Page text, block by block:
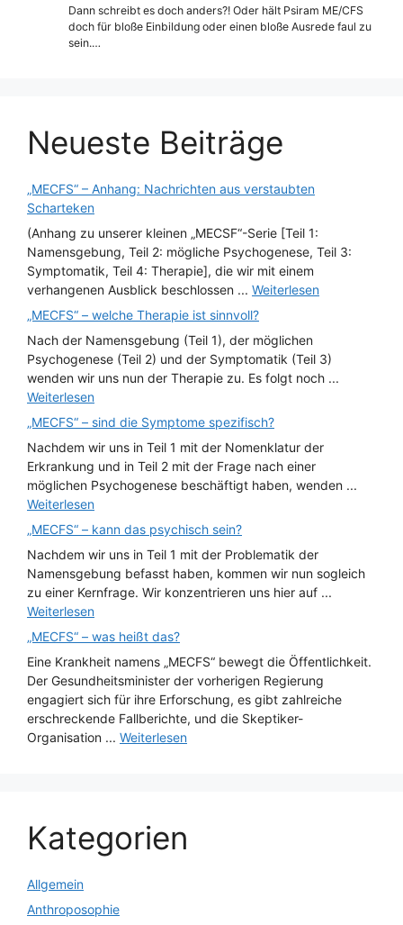
Dann schreibt es doch anders?! Oder hält Psiram ME/CFS
doch für bloße Einbildung oder einen bloße Ausrede faul zu
sein.…
Neueste Beiträge
„MECFS“ – Anhang: Nachrichten aus verstaubten
Scharteken
(Anhang zu unserer kleinen „MECSF“-Serie [Teil 1:
Namensgebung, Teil 2: mögliche Psychogenese, Teil 3:
Symptomatik, Teil 4: Therapie], die wir mit einem
verhangenen Ausblick beschlossen ... Weiterlesen
„MECFS“ – welche Therapie ist sinnvoll?
Nach der Namensgebung (Teil 1), der möglichen
Psychogenese (Teil 2) und der Symptomatik (Teil 3)
wenden wir uns nun der Therapie zu. Es folgt noch ...
Weiterlesen
„MECFS“ – sind die Symptome spezifisch?
Nachdem wir uns in Teil 1 mit der Nomenklatur der
Erkrankung und in Teil 2 mit der Frage nach einer
möglichen Psychogenese beschäftigt haben, wenden ...
Weiterlesen
„MECFS“ – kann das psychisch sein?
Nachdem wir uns in Teil 1 mit der Problematik der
Namensgebung befasst haben, kommen wir nun sogleich
zu einer Kernfrage. Wir konzentrieren uns hier auf ...
Weiterlesen
„MECFS“ – was heißt das?
Eine Krankheit namens „MECFS“ bewegt die Öffentlichkeit.
Der Gesundheitsminister der vorherigen Regierung
engagiert sich für ihre Erforschung, es gibt zahlreiche
erschreckende Fallberichte, und die Skeptiker-
Organisation ... Weiterlesen
Kategorien
Allgemein
Anthroposophie